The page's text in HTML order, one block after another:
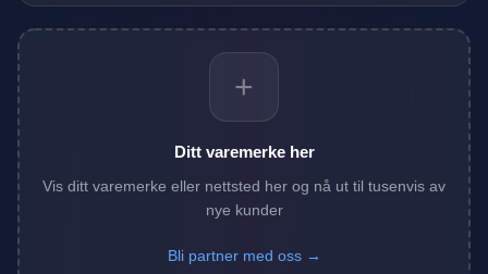
+
Ditt varemerke her
Vis ditt varemerke eller nettsted her og nå ut til tusenvis av
nye kunder
Bli partner med oss →